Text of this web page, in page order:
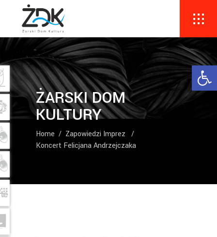
ŻARSKI DOM
KULTURY
Home / Zapowiedzi Imprez
/
Koncert Felicjana Andrzejczaka